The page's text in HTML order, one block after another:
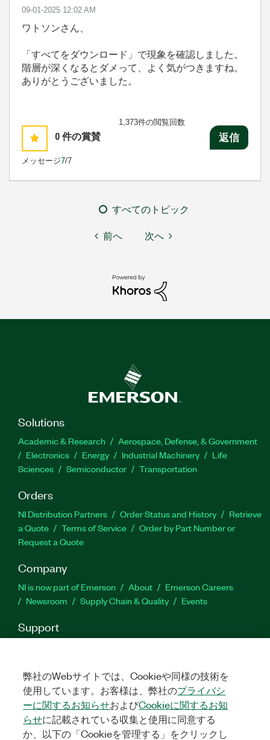
‎09-01-2025 12:02 AM
ワトソンさん、
「すべてをダウンロード」で現象を確認しました。
階層が深くなるとダメって、よく気がつきますね。
ありがとうございました。
0 件の賞賛
メッセージ7/7
1,373件の閲覧回数
返信
すべてのトピック
前へ 次へ
Solutions
Academic & Research
Aerospace, Defense, & Government
Electronics
Energy Industrial Machinery
Life
Sciences
Semiconductor Transportation
Orders
NI Distribution Partners Order Status and History
Retrieve
a Quote
Terms of Service
Order by Part Number or
Request a Quote
Company
NI is now part of Emerson About
Emerson Careers
Newsroom
Supply Chain & Quality Events
Support
Feedback
Facebook
TwitterLinkedIn
弊社のWebサイトでは、Cookieや同様の技術を
使用しています。お客様は、弊社のプライバシ
ーに関するお知らせおよびCookieに関するお知
らせに記載されている収集と使用に同意する
か、以下の「Cookieを管理する」をクリックし